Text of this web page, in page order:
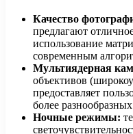
Качество
предлагают
использование
современным
Мультиядерная
объективов
предоставляет
более
Ночные режимы: